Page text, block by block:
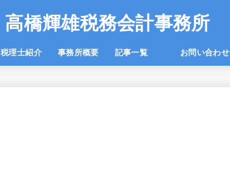
高橋輝雄税務会計事務所
税理士紹介 事務所概要 記事一覧 お問い合わせ